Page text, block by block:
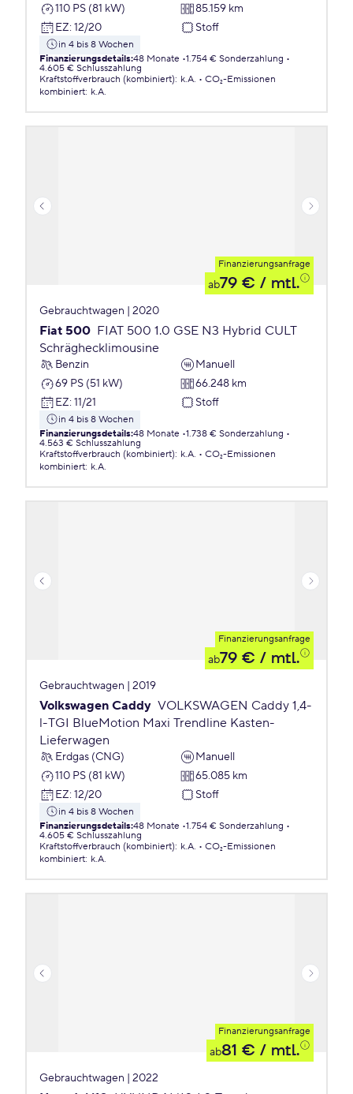
110 PS (81 kW)
85.159 km
EZ: 12/20 Stoff
in 4 bis 8 Wochen
Finanzierungsdetails:48 Monate 1.754 € Sonderzahlung
4.605 € Schlusszahlung
Kraftstoffverbrauch (kombiniert): k.A.
CO₂-Emissionen
kombiniert: k.A.
Finanzierungsanfrage
ab79 € / mtl.
Gebrauchtwagen | 2020
Fiat 500 FIAT 500 1.0 GSE N3 Hybrid CULT
Schräghecklimousine
Benzin
Manuell
69 PS (51 kW)
66.248 km
EZ: 11/21 Stoff
in 4 bis 8 Wochen
Finanzierungsdetails:48 Monate 1.738 € Sonderzahlung
4.563 € Schlusszahlung
Kraftstoffverbrauch (kombiniert): k.A.
CO₂-Emissionen
kombiniert: k.A.
Finanzierungsanfrage
ab79 € / mtl.
Gebrauchtwagen | 2019
Volkswagen Caddy VOLKSWAGEN Caddy 1,4-
l-TGI BlueMotion Maxi Trendline Kasten-
Lieferwagen
Erdgas (CNG)
Manuell
110 PS (81 kW)
65.085 km
EZ: 12/20 Stoff
in 4 bis 8 Wochen
Finanzierungsdetails:48 Monate 1.754 € Sonderzahlung
4.605 € Schlusszahlung
Kraftstoffverbrauch (kombiniert): k.A.
CO₂-Emissionen
kombiniert: k.A.
Finanzierungsanfrage
ab81 € / mtl.
Gebrauchtwagen | 2022